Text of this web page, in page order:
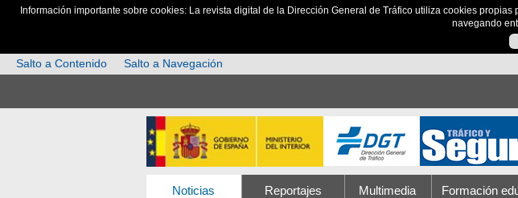
Información importante sobre cookies: La revista digital de la Dirección General de Tráfico utiliza cookies
navegando
Salto a Contenido
Salto a Navegación
Noticias Reportajes Multimedia Formación